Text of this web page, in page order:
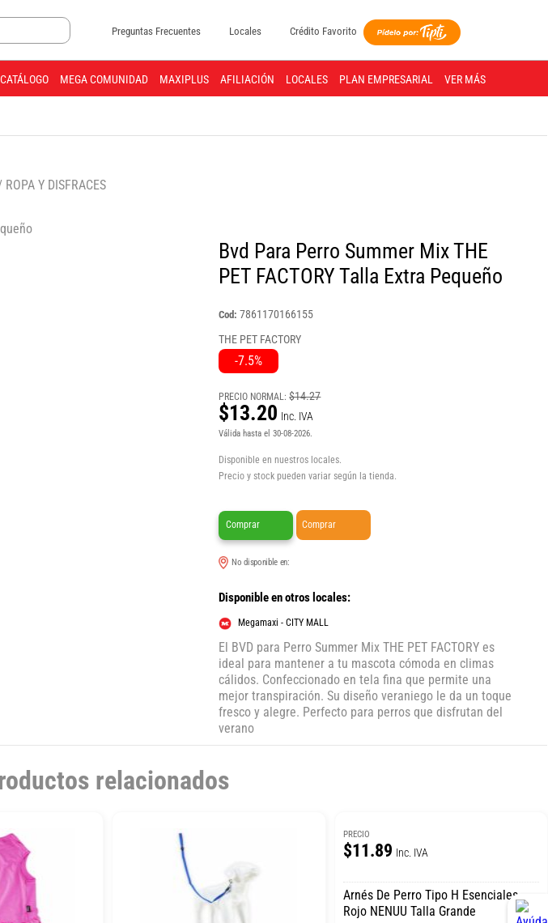
Preguntas Frecuentes Locales Crédito Favorito
CATÁLOGO MEGA COMUNIDAD MAXIPLUS AFILIACIÓN LOCALES PLAN EMPRESARIAL VER MÁS
ROPA Y DISFRACES
Bvd Para Perro Summer Mix THE
PET FACTORY Talla Extra Pequeño
Cod: 7861170166155
THE PET FACTORY
-7.5%
PRECIO NORMAL:$14.27
$13.20 Inc. IVA
Válida hasta el 30-08-2026.
Disponible en nuestros locales.
Precio y stock pueden variar según la tienda.
Comprar Comprar
No disponible en:
Disponible en otros locales:
Megamaxi - CITY MALL
El BVD para Perro Summer Mix THE PET FACTORY es
ideal para mantener a tu mascota cómoda en climas
cálidos. Confeccionado en tela fina que permite una
mejor transpiración. Su diseño veraniego le da un toque
fresco y alegre. Perfecto para perros que disfrutan del
verano
relacionados
PRECIO
$11.89 Inc. IVA
Arnés De Perro Tipo H Esenciales
Rojo NENUU Talla Grande